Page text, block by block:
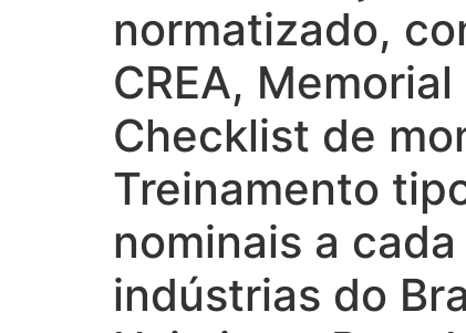
normatizado,
CREA,
Checklist de
Treinamento
nominais a
indústrias do